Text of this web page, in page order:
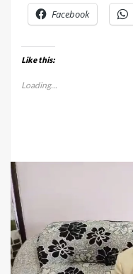
Facebook
Like this:
Loading...